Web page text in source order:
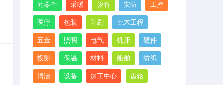
元器件 采暖 设备 安防 工控
医疗 包装 印刷 土木工程
五金 照明 电气 机床 硬件
投影 保温 材料 船舶 纺织
清洁 设备 加工中心 齿轮